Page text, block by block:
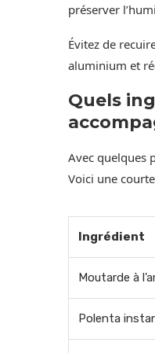
préserver
Évitez de
aluminium et
Quels
Avec quelques
Voici une
Ingrédient
Moutarde à
Polenta